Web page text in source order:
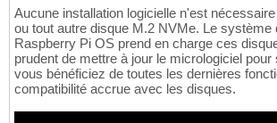
Aucune installation logicielle n'est
ou tout autre disque M.2 NVMe. Le système
Raspberry Pi OS prend en charge ces
prudent de mettre à jour le micrologiciel
vous bénéficiez de toutes les dernières
compatibilité accrue avec les disques.